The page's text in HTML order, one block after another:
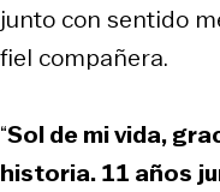
junto con sentido
fiel compañera.
“Sol de mi vida,
historia. 11 años